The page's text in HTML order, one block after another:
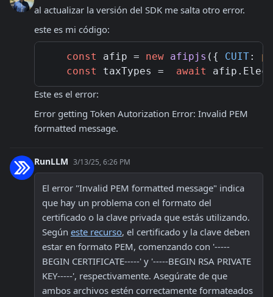
al actualizar la versión del SDK me salta otro error.
este es mi código:
const afip = new afipjs ({ CUIT:
const
taxTypes = await afip.
Este es el error:
Error getting Token Autorization Error: Invalid PEM
formatted message.
RunLLM 3/13/25, 6:26 PM
El error "Invalid PEM formatted message" indica
que hay un problema con el formato del
certificado o la clave privada que estás utilizando.
Según este recurso, el certificado y la clave deben
estar en formato PEM, comenzando con '-----
BEGIN CERTIFICATE-----' y '-----BEGIN RSA PRIVATE
KEY-----', respectivamente. Asegúrate de que
ambos archivos estén correctamente formateados